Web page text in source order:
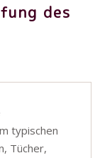
des
typischen
Tücher,